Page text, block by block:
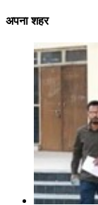
अपना शहर